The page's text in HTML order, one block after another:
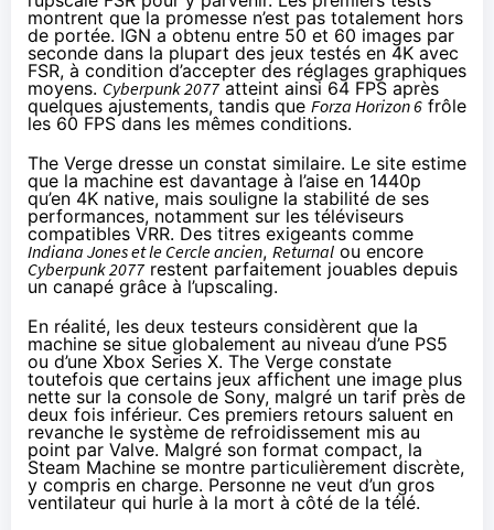
montrent que la promesse n’est pas totalement hors
de portée.IGN a obtenu entre 50 et 60 images par
seconde dans la plupart des jeux testés en 4K avec
FSR, à condition d’accepter des réglages graphiques
moyens. Cyberpunk 2077atteint ainsi 64 FPS après
quelques ajustements, tandis que Forza Horizon 6 frôle
les 60 FPS dans les mêmes conditions.
The Verge dresse un constat similaire. Le site estime
que la machine est davantage à l’aise en 1440p
qu’en 4K native, mais souligne la stabilité de ses
performances, notamment sur les téléviseurs
compatibles VRR. Des titres exigeants comme
Indiana Jones et le Cercle ancien, Returnal ou encore
Cyberpunk 2077restent parfaitement jouables depuis
un canapé grâce à l’upscaling.
En réalité, les deux testeurs considèrent que la
machine se situe globalement au niveau d’une PS5
ou d’une Xbox Series X. The Verge constate
toutefois que certains jeux affichent une image plus
nette sur la console de Sony, malgré un tarif près de
deux fois inférieur. Ces premiers retours saluent en
revanche le système de refroidissement mis au
point par Valve. Malgré son format compact, la
Steam Machine se montre particulièrement discrète,
y compris en charge. Personne ne veut d’un gros
ventilateur qui hurle à la mort à côté de la télé.